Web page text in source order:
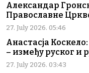
Александар
Православне Цркве
27. July 2026. 05:46
Анастасја
– између руског и
27. July 2026. 03:43